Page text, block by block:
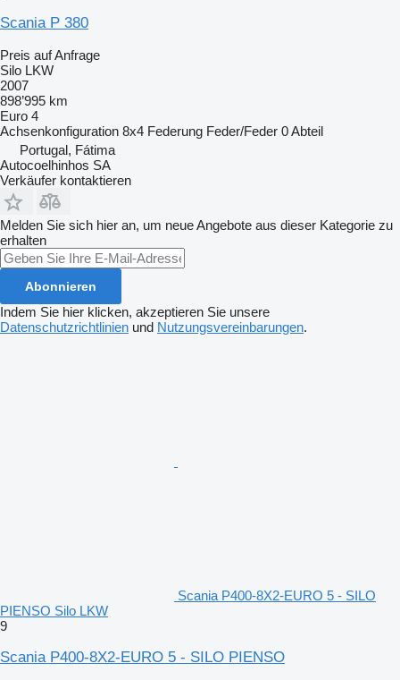
Scania P 380
Preis auf Anfrage
Silo LKW
2007
898’995 km
Euro 4
Achsenkonfiguration 8x4 Federung Feder/Feder 0 Abteil
Portugal, Fátima
Autocoelhinhos SA
Verkäufer kontaktieren
Melden Sie sich hier an, um neue Angebote aus dieser Kategorie zu
erhalten
Abonnieren
Indem Sie hier klicken, akzeptieren Sie unsere
Datenschutzrichtlinien und Nutzungsvereinbarungen.
Scania P400-8X2-EURO 5 - SILO
PIENSO Silo LKW
9
Scania P400-8X2-EURO 5 - SILO PIENSO